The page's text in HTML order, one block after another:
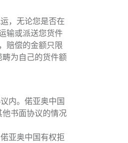
，无论您是否在
输或派送您货件
赔偿的金额只限
为自己的货件额
内。偌亚奥中国
书面协议的情况
亚奥中国有权拒